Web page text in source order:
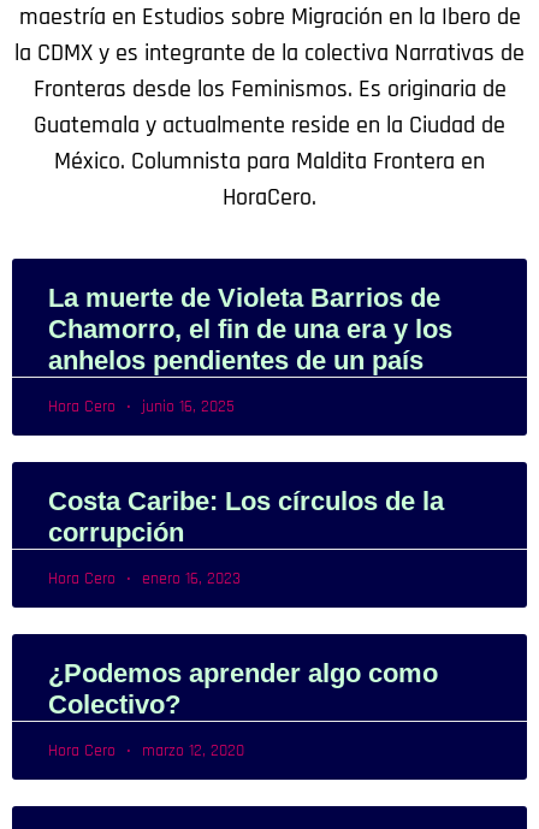
maestría en Estudios sobre Migración en la Ibero de
la CDMX y es integrante de la colectiva Narrativas de
Fronteras desde los Feminismos. Es originaria de
Guatemala y actualmente reside en la Ciudad de
México. Columnista para Maldita Frontera en
HoraCero.
La muerte de Violeta Barrios de
Chamorro, el fin de una era y los
anhelos pendientes de un país
Hora Cero junio 16, 2025
Costa Caribe: Los círculos de la
corrupción
Hora Cero enero 16, 2023
¿Podemos aprender algo como
Colectivo?
Hora Cero marzo 12, 2020